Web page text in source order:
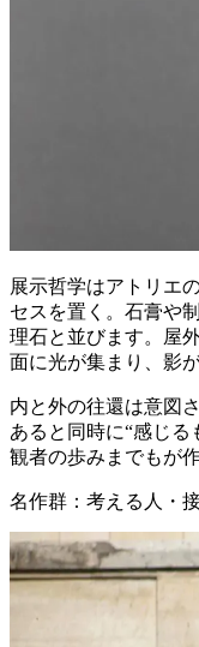
展示哲学はアトリエ
セスを置く。石膏や
理石と並びます。屋
面に光が集まり、影
内と外の往還は意図
あると同時に“感じる
観者の歩みまでもが
名作群：考える人・